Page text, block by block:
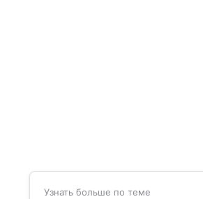
Узнать больше по теме